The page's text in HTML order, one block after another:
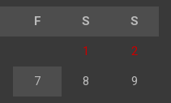
F S S
1 2
7 8 9